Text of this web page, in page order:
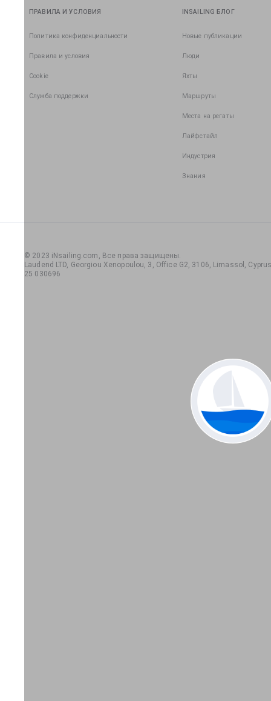
ПРАВИЛА И УСЛОВИЯ
Политика конфиденциальности
Правила и условия
Cookie
Служба поддержки
INSAILING БЛОГ
Новые публикации
Люди
Яхты
Маршруты
Места на регаты
Лайфстайл
Индустрия
Знания
© 2023 iNsailing.com, Все права защищены.
Laudend LTD, Georgiou Xenopoulou, 3, Office G2, 3106, Limassol,
25 030696